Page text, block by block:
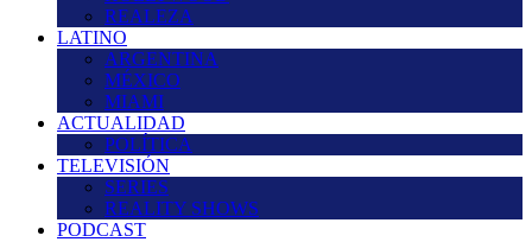
REALEZA
LATINO
ARGENTINA
MÉXICO
MIAMI
ACTUALIDAD
POLÍTICA
TELEVISIÓN
SERIES
REALITY SHOWS
PODCAST